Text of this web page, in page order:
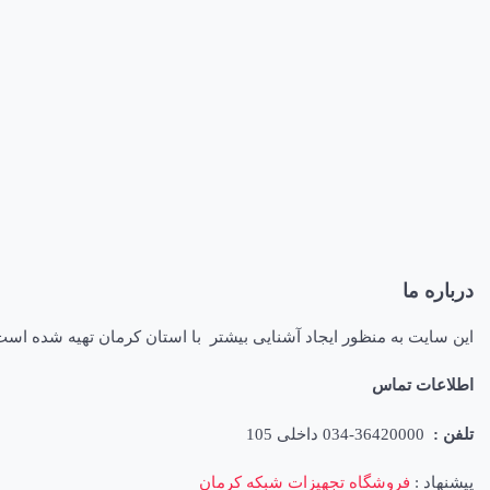
درباره ما
این سایت به منظور ایجاد آشنایی بیشتر با استان کرمان تهیه شده
اطلاعات تماس
تلفن :
پیشنهاد : فروشگاه تجهیزات شبکه کرمان